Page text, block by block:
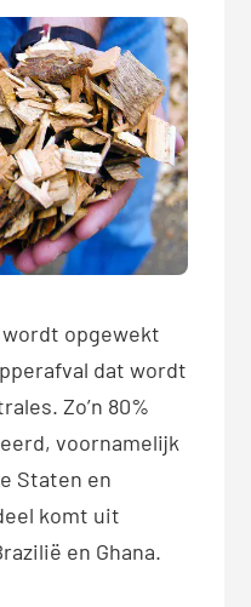
opgewekt
dat wordt
Zo’n 80%
voornamelijk
Staten en
komt uit
en Ghana.